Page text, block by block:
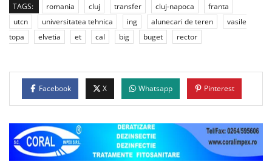
TAGS: romania cluj transfer cluj-napoca
franta
utcn
universitatea tehnica ing alunecari de teren
vasile
topa
elvetia et cal big buget rector
Facebook X Whatsapp Pinterest